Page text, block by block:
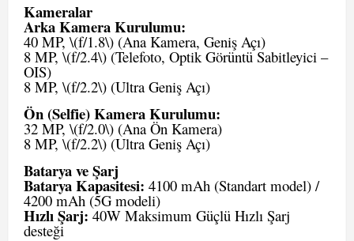
Kameralar
Arka Kamera Kurulumu:
40 MP, \(f/1.8\) (Ana Kamera, Geniş Açı)
8 MP, \(f/2.4\) (Telefoto, Optik Görüntü Sabitleyici –
OIS)
8 MP, \(f/2.2\) (Ultra Geniş Açı)
Ön (Selfie) Kamera Kurulumu:
32 MP, \(f/2.0\) (Ana Ön Kamera)
8 MP, \(f/2.2\) (Ultra Geniş Açı)
Batarya ve Şarj
Batarya Kapasitesi: 4100 mAh (Standart model) /
4200 mAh (5G modeli)
Hızlı Şarj: 40W Maksimum Güçlü Hızlı Şarj
desteği